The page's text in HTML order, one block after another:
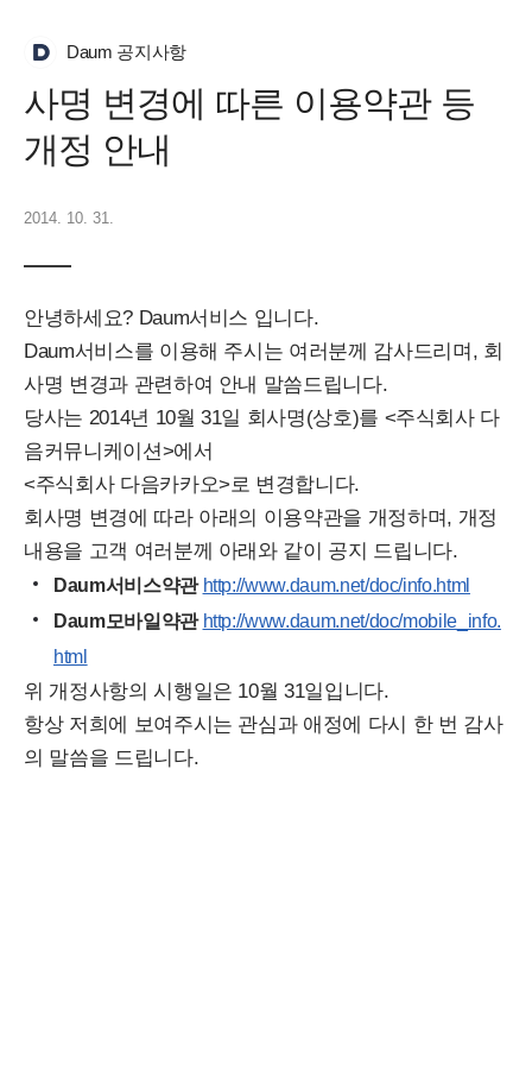
Daum 공지사항
사명 변경에 따른 이용약관 등
개정 안내
2014. 10. 31.
안녕하세요? Daum서비스 입니다.
Daum서비스를 이용해 주시는 여러분께 감사드리며, 회
사명 변경과 관련하여 안내 말씀드립니다.
당사는 2014년 10월 31일 회사명(상호)를 <주식회사 다
음커뮤니케이션>에서
<주식회사 다음카카오>로 변경합니다.
회사명 변경에 따라 아래의 이용약관을 개정하며, 개정
내용을 고객 여러분께 아래와 같이 공지 드립니다.
Daum서비스약관 http://www.daum.net/doc/info.html
Daum모바일약관 http://www.daum.net/doc/mobile_info.
html
위 개정사항의 시행일은 10월 31일입니다.
항상 저희에 보여주시는 관심과 애정에 다시 한 번 감사
의 말씀을 드립니다.